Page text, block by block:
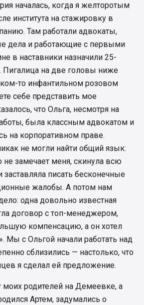
началась, когда я желторотым
института на стажировку в
Там работали адвокаты,
дела и работающие с первыми
в наставники назначили 25-
на две головы ниже
то инфантильном розовом
себе представить мое
что Ольга, несмотря на
была классным адвокатом и
на корпоративном праве.
не могли найти общий язык:
не замечает меня, скинула всю
писать бесконечные
жалобы. А потом нам
одна довольно известная
договор с топ-менеджером,
компенсацию, а он хотел
Мы с Ольгой начали работать над
сблизились — настолько, что
я сделал ей предложение.
родителей на Демеевке, а
Артем, задумались о